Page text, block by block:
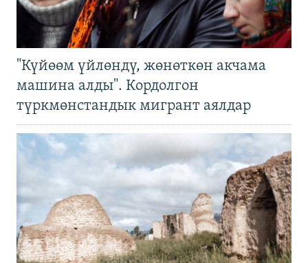
"Күйөөм үйлөндү, жөнөткөн акчама
машина алды". Кордолгон
түркмөнстандык мигрант аялдар